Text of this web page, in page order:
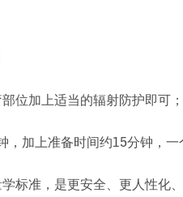
位加上适当的辐射防护即可；
，加上准备时间约15分钟，
标准，是更安全、更人性化